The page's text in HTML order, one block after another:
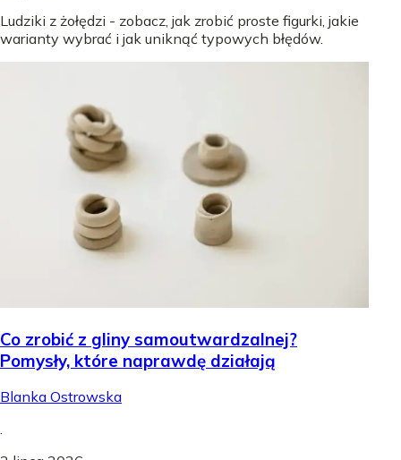
Ludziki z żołędzi - zobacz, jak zrobić proste figurki, jakie
warianty wybrać i jak uniknąć typowych błędów.
Co zrobić z gliny samoutwardzalnej?
Pomysły, które naprawdę działają
Blanka Ostrowska
.